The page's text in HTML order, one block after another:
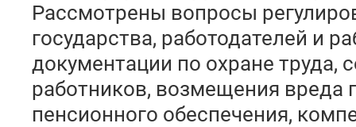
Рассмотрены вопросы
государства, работодателей и
документации по охране труда,
работников, возмещения вреда
пенсионного обеспечения,